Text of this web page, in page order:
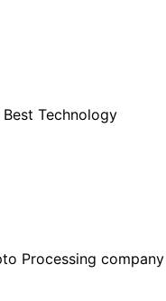
Technology
Processing company